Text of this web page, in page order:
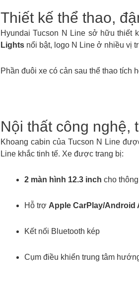
Thiết kế thể thao,
Hyundai Tucson N Line sở hữu thiết
Lights nổi bật, logo N Line ở nhiều vị
Phần đuôi xe có cản sau thể thao tích
Nội thất công nghệ,
Khoang cabin của Tucson N Line
Line khắc tinh tế. Xe được trang bị:
2 màn hình 12.3 inch cho
Hỗ trợ Apple CarPlay/Android
Kết nối Bluetooth kép
Cụm điều khiển trung tâm